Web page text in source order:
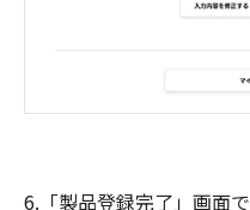
6.「製品登録完了」画面で